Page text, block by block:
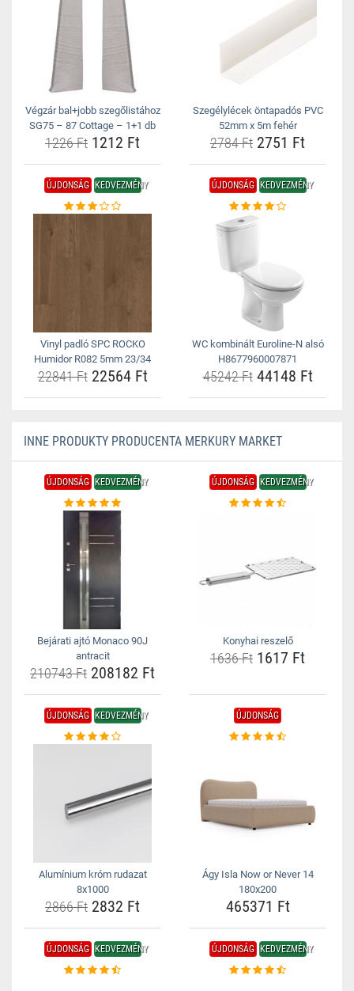
Végzár bal+jobb szegőlistához
SG75 – 87 Cottage – 1+1 db
1226 Ft 1212 Ft
Szegélylécek öntapadós PVC
52mm x 5m fehér
2784 Ft 2751 Ft
ÚJDONSÁG KEDVEZMÉNY
Vinyl padló SPC ROCKO
Humidor R082 5mm 23/34
22841 Ft22564 Ft
ÚJDONSÁG KEDVEZMÉNY
WC kombinált Euroline-N alsó
H8677960007871
45242 Ft44148 Ft
INNE PRODUKTY PRODUCENTA MERKURY MARKET
ÚJDONSÁG KEDVEZMÉNY
Bejárati ajtó Monaco 90J
antracit
210743 Ft 208182 Ft
ÚJDONSÁG KEDVEZMÉNY
Konyhai reszelő
1636 Ft 1617 Ft
ÚJDONSÁG KEDVEZMÉNY
Alumínium króm rudazat
8x1000
2866 Ft 2832 Ft
ÚJDONSÁG
Ágy Isla Now or Never 14
180x200
465371 Ft
ÚJDONSÁG KEDVEZMÉNY ÚJDONSÁG KEDVEZMÉNY